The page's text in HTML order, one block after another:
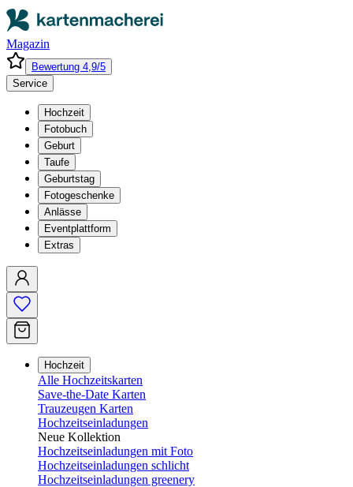
Magazin
Bewertung 4,9/5
Service
Hochzeit
Fotobuch
Geburt
Taufe
Geburtstag
Fotogeschenke
Anlässe
Eventplattform
Extras
Hochzeit
Alle Hochzeitskarten
Save-the-Date Karten
Trauzeugen Karten
Hochzeitseinladungen
Neue Kollektion
Hochzeitseinladungen mit Foto
Hochzeitseinladungen schlicht
Hochzeitseinladungen greenery